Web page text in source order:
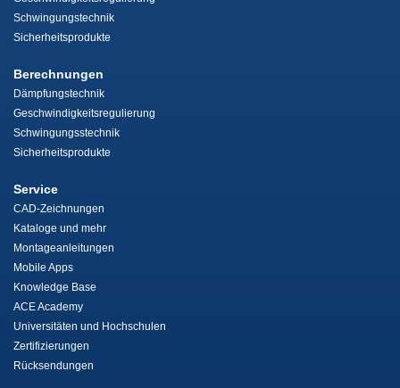
Schwingungstechnik
Sicherheitsprodukte
Berechnungen
Dämpfungstechnik
Geschwindigkeitsregulierung
Schwingungsstechnik
Sicherheitsprodukte
Service
CAD-Zeichnungen
Kataloge und mehr
Montageanleitungen
Mobile Apps
Knowledge Base
ACE Academy
Universitäten und Hochschulen
Zertifizierungen
Rücksendungen